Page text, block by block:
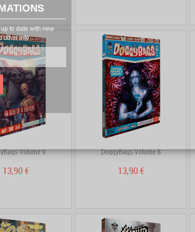
to date with new
other info
Volume 9
13,90 €
DoggyBags Volume 8
13,90 €